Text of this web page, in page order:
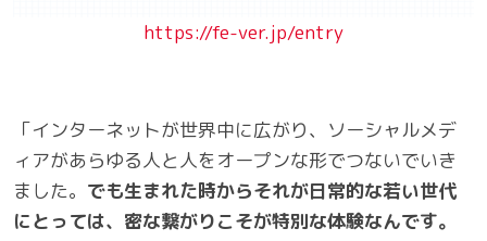
https://fe-ver.jp/entry
「インターネットが世界中に広がり、ソーシャルメデ
ィアがあらゆる人と人をオープンな形でつないでいき
ました。 でも生まれた時からそれが日常的な若い世代
にとっては、密な繋がりこそが特別な体験なんです。